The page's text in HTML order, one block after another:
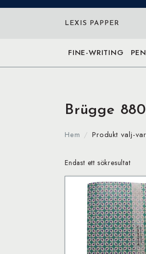
LEXIS PAPPER
FINE-WRITING
Brügge
Hem Produkt valj-
Endast ett sökresultat